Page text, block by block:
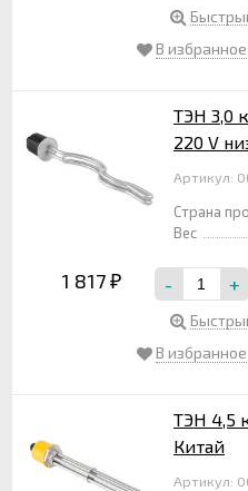
В избранное
ТЭН 3,0
220 V
Артикул:
Страна
Вес
1 817 ₽ - +
В избранное
ТЭН 4,5
Китай
Артикул: